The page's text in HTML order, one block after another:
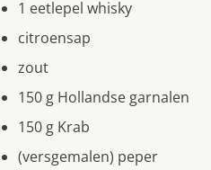
1 eetlepel whisky
citroensap
zout
150 g Hollandse garnalen
150 g Krab
(versgemalen) peper